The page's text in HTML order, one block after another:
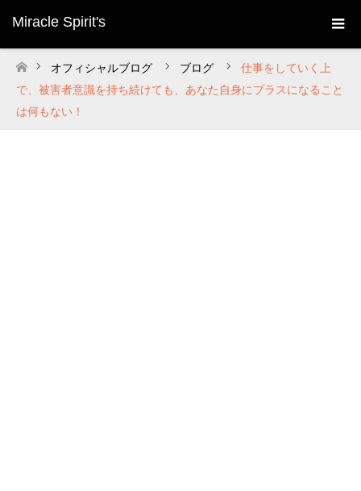
Miracle Spirit's
ホーム
オフィシャルブログ ブログ
仕事をしていく上
で、被害者意識を持ち続けても、あなた自身にプラスになること
は何もない！